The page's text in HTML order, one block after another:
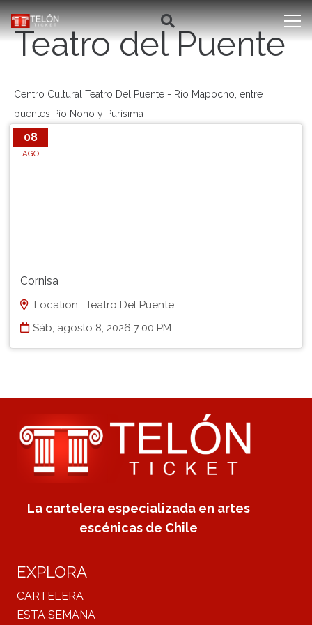
Teatro del Puente
Centro Cultural Teatro Del Puente - Río Mapocho, entre
puentes Pío Nono y Purísima
08
AGO
Cornisa
Location : Teatro Del Puente
Sáb, agosto 8, 2026 7:00 PM
La cartelera especializada en artes
escénicas de Chile
EXPLORA
CARTELERA
ESTA SEMANA